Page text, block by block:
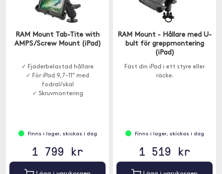
RAM Mount Tab-Tite with
AMPS/Screw Mount (iPad)
✓ Fjäderbelastad hållare
✓ För iPad 9,7-11" med
fodral/skal
✓ Skruvmontering
Finns i lager, skickas i dag
1 799 kr
RAM Mount - Hållare med U-
bult för greppmontering
(iPad)
Fäst din iPad i ett styre eller
räcke.
Finns i lager, skickas i dag
1 519 kr